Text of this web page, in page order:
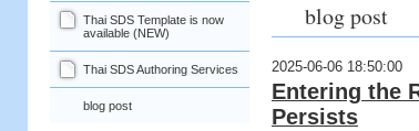
blog post
2025-06-06 18:50:00
Entering the
Persists
Thai SDS Template is now
available (NEW)
Thai SDS Authoring Services
blog post